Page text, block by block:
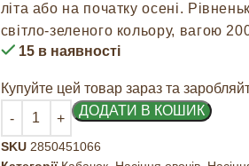
літа або на початку осені.
світло-зеленого кольору, вагою
15 в наявності
Купуйте цей товар зараз та
ДОДАТИ В КОШИК
SKU 2850451066